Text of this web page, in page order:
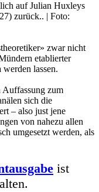
auf Julian Huxleys
zurück.. | Foto:
zwar nicht
etablierter
lassen.
Auffassung zum
sich die
– also just jene
von nahezu allen
umgesetzt werden, als
ist